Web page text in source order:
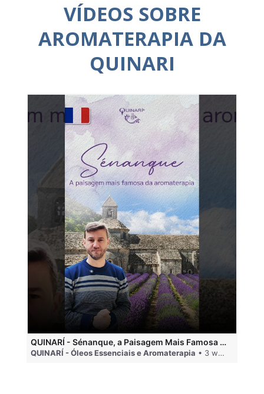
VÍDEOS SOBRE
AROMATERAPIA DA
QUINARI
QUINARÍ - Sénanque, a Paisagem Mais Famosa da Aromaterapia
QUINARÍ - Óleos Essenciais e Aromaterapia • 3 weeks ago